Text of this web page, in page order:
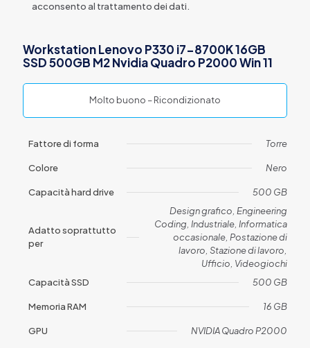
acconsento al trattamento dei dati.
Workstation Lenovo P330 i7-8700K 16GB
SSD 500GB M2 Nvidia Quadro P2000 Win 11
Molto buono – Ricondizionato
Fattore di forma Torre
Colore Nero
Capacità hard drive 500 GB
Adatto soprattutto
per
Design grafico, Engineering
Coding, Industriale, Informatica
occasionale, Postazione di
lavoro, Stazione di lavoro,
Ufficio, Videogiochi
Capacità SSD
500 GB
Memoria RAM 16 GB
GPU NVIDIA Quadro P2000